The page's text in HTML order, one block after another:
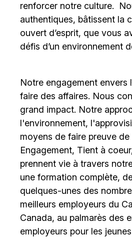
renforcer notre culture.
authentiques, bâtissent la
ouvert d’esprit, que vous
défis d’un environnement
Notre engagement
faire des affaires. Nous
grand impact. Notre
l'environnement,
moyens de faire preuve
Engagement, Tient à
prennent vie à travers
une formation complète,
quelques-unes des
meilleurs employeurs du
Canada, au palmarès des
employeurs pour les